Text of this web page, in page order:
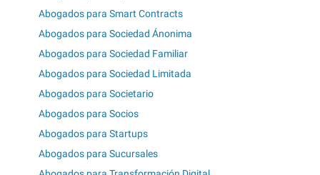
Abogados para Smart Contracts
Abogados para Sociedad Ánonima
Abogados para Sociedad Familiar
Abogados para Sociedad Limitada
Abogados para Societario
Abogados para Socios
Abogados para Startups
Abogados para Sucursales